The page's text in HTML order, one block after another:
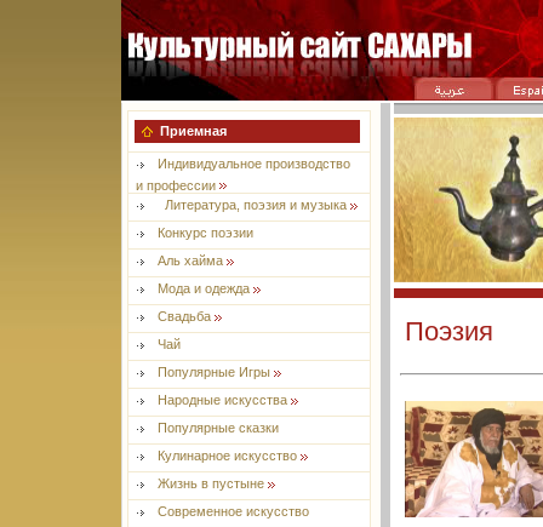
Приемная
Индивидуальное производство
и профессии
Литература, поэзия и музыка
Конкурс поэзии
Aль хайма
Мода и одежда
Свадьба
Чай
Популярные Игры
Народные искусства
Популярные сказки
Кулинарное искусство
Жизнь в пустыне
Современное искусство
Поэзия